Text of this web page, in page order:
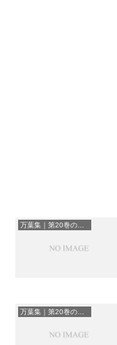
万葉集｜第20巻の和歌一覧
万葉集｜第20巻の和歌一覧